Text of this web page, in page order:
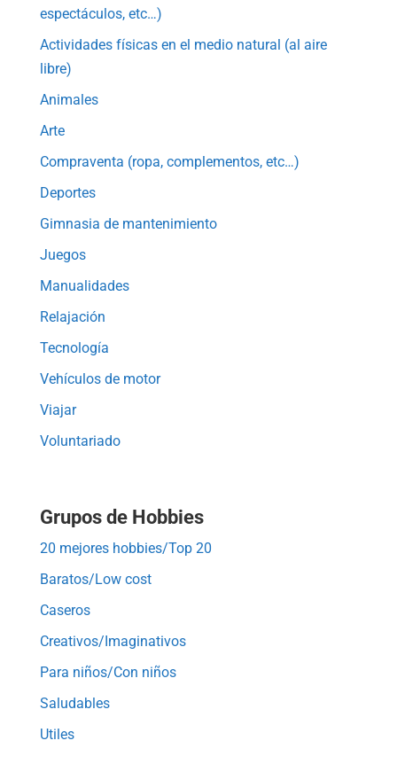
espectáculos, etc…)
Actividades físicas en el medio natural (al aire
libre)
Animales
Arte
Compraventa (ropa, complementos, etc…)
Deportes
Gimnasia de mantenimiento
Juegos
Manualidades
Relajación
Tecnología
Vehículos de motor
Viajar
Voluntariado
Grupos de Hobbies
20 mejores hobbies/Top 20
Baratos/Low cost
Caseros
Creativos/Imaginativos
Para niños/Con niños
Saludables
Utiles